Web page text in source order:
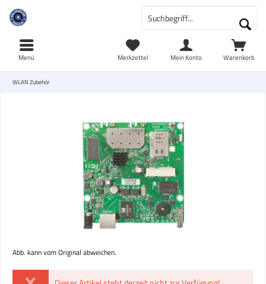
Warenkorb
Merkzettel Mein Konto
Menü
WLAN Zubehör
Abb. kann vom Original abweichen.